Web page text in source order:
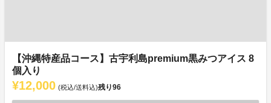
【沖縄特産品コース】古宇利島premium黒みつアイス 8
個入り
¥12,000 (税込/送料込)残り96